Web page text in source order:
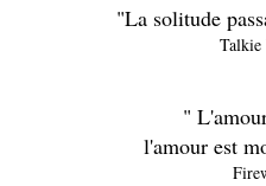
"La solitude
Talkie
"
l'amour est